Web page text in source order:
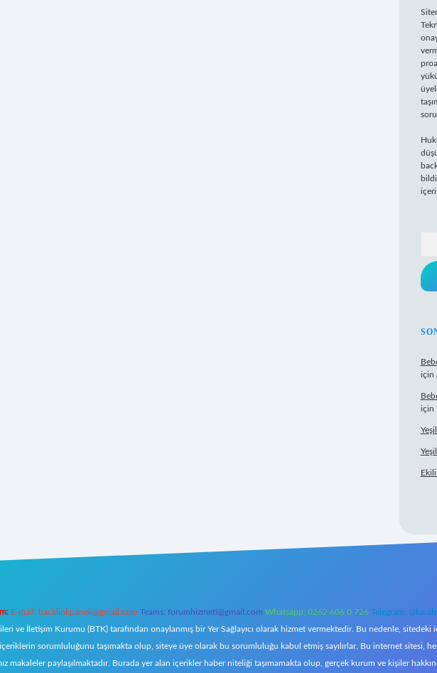
için
için
E-mail: backlinkpaneli@gmail.com Teams: forumhizmeti@gmail.com Whatsapp: 0262 606 0 726 Telegram:
ve İletişim Kurumu (BTK) tarafından onaylanmış bir Yer Sağlayıcı olarak hizmet vermektedir. Bu nedenle,
sorumluluğunu taşımakta olup, siteye üye olarak bu sorumluluğu kabul etmiş sayılırlar. Bu internet sitesi,
makaleler paylaşılmaktadır. Burada yer alan içerikler haber niteliği taşımamakta olup, gerçek kurum ve kişiler